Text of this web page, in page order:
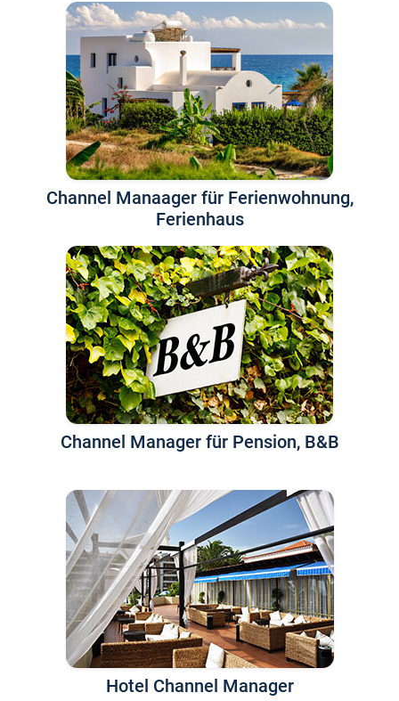
Channel Manaager für Ferienwohnung,
Ferienhaus
Channel Manager für Pension, B&B
Hotel Channel Manager